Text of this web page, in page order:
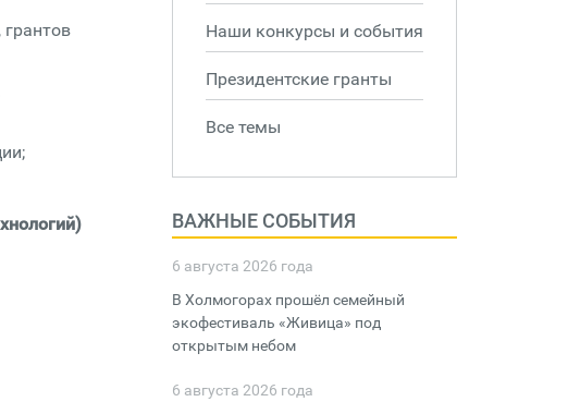
Наши конкурсы и события
Президентские гранты
Все темы
ВАЖНЫЕ СОБЫТИЯ
6 августа 2026 года
В Холмогорах прошёл семейный
экофестиваль «Живица» под
открытым небом
6 августа 2026 года